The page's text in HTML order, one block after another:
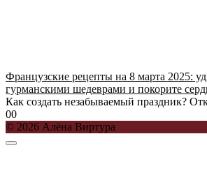
Французские рецепты на 8 марта 2025:
гурманскими шедеврами и покорите
Как создать незабываемый праздник?
00
© 2026 Алёна Виртура